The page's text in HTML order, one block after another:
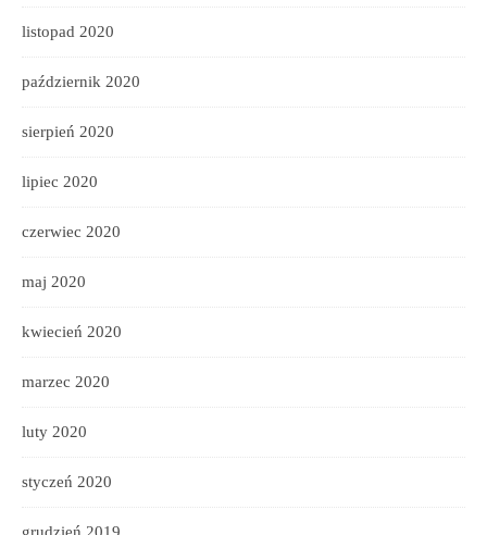
listopad 2020
październik 2020
sierpień 2020
lipiec 2020
czerwiec 2020
maj 2020
kwiecień 2020
marzec 2020
luty 2020
styczeń 2020